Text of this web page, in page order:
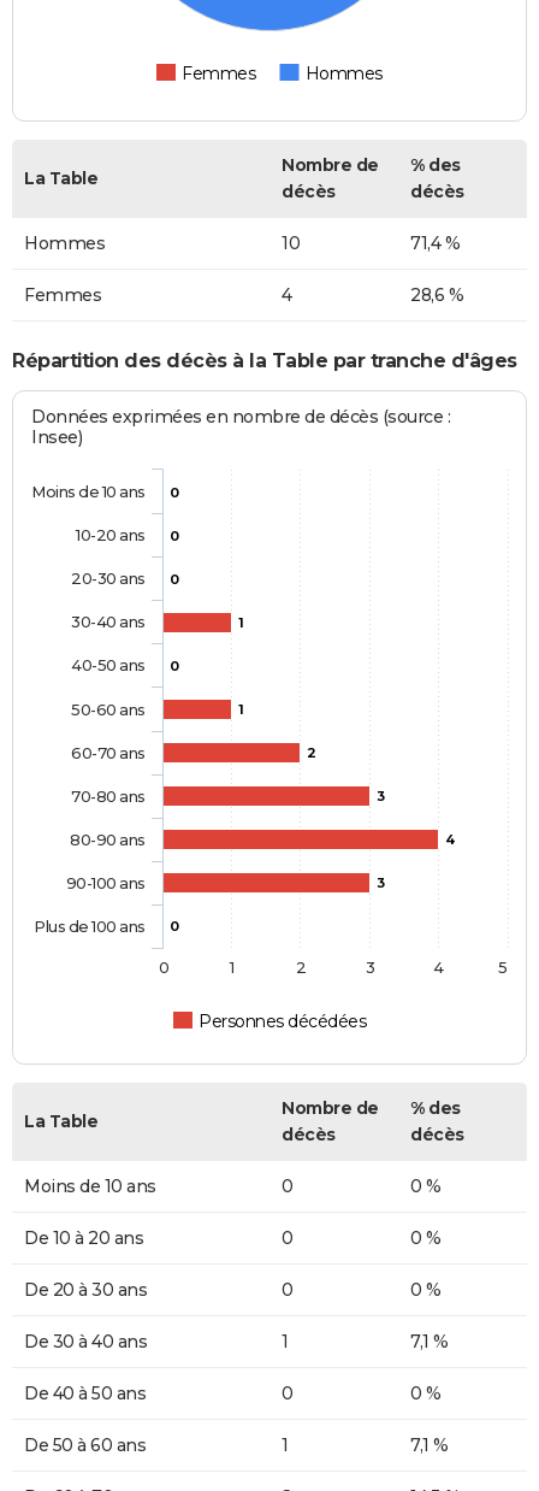
Femmes Hommes
La Table
Nombre de
décès
% des
décès
Hommes 10 71,4 %
Femmes 4 28,6 %
Répartition des décès à la Table par tranche d'âges
Données exprimées en nombre de décès (source :
Insee)
0
0
0
1
0
1
2
3
4
3
0
Personnes décédées
Moins de 10 ans
10-20 ans
20-30 ans
30-40 ans
40-50 ans
50-60 ans
60-70 ans
70-80 ans
80-90 ans
90-100 ans
Plus de 100 ans
0 1 2 3 4 5
La Table
Nombre de
décès
% des
décès
Moins de 10 ans 0 0 %
De 10 à 20 ans 0 0 %
De 20 à 30 ans 0 0 %
De 30 à 40 ans 1 7,1 %
De 40 à 50 ans 0 0 %
De 50 à 60 ans 1 7,1 %